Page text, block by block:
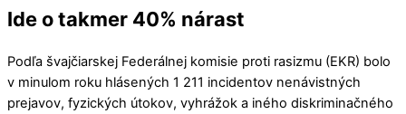
Ide o takmer 40% nárast
Podľa švajčiarskej Federálnej komisie proti rasizmu (EKR) bolo
v minulom roku hlásených 1 211 incidentov nenávistných
prejavov, fyzických útokov, vyhrážok a iného diskriminačného